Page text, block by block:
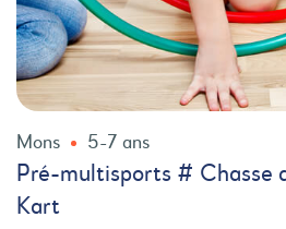
Mons 5-7 ans
Pré-multisports # Chasse
Kart